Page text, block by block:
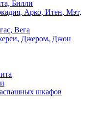
Билли
Арко, Итен, Мэт,
Вега
Джером, Джон
шкафов